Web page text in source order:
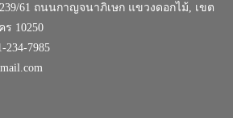
61 ถนนกาญจนาภิเษก แขวงดอกไม้, เขต
10250
234-7985